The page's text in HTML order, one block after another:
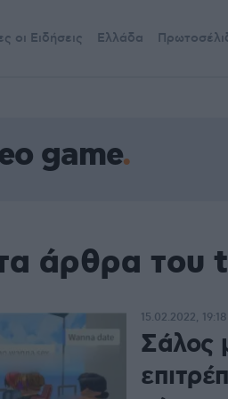
οι Ειδήσεις Ελλάδα
game
άρθρα του
Σάλος
15.02.2022, 19:18